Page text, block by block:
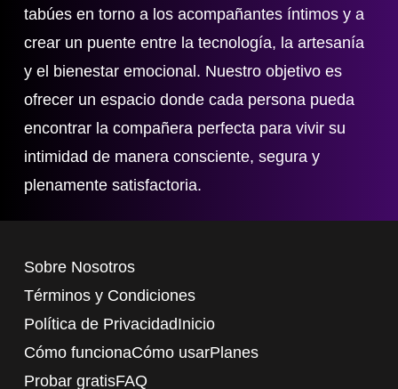
tabúes en torno a los acompañantes íntimos y a
crear un puente entre la tecnología, la artesanía
y el bienestar emocional. Nuestro objetivo es
ofrecer un espacio donde cada persona pueda
encontrar la compañera perfecta para vivir su
intimidad de manera consciente, segura y
plenamente satisfactoria.
Sobre Nosotros
Términos y Condiciones
Política de PrivacidadInicio
Cómo funcionaCómo usarPlanes
Probar gratisFAQ